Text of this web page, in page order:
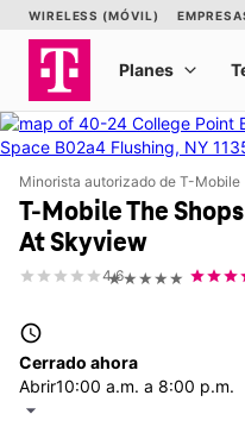
Minorista autorizado de T-Mobile
T-Mobile The Shops
At Skyview
★★★★★
4.6
access_time
Cerrado ahora
Abrir10:00 a.m. a 8:00 p.m.
arrow_drop_down